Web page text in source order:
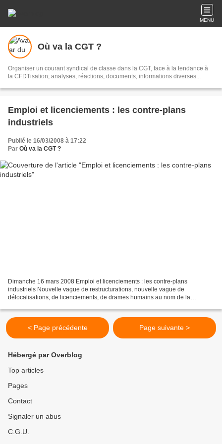
MENU
Où va la CGT ?
Organiser un courant syndical de classe dans la CGT, face à la tendance à
la CFDTisation; analyses, réactions, documents, informations diverses...
Emploi et licenciements : les contre-plans
industriels
Publié le 16/03/2008 à 17:22
Par Où va la CGT ?
Dimanche 16 mars 2008 Emploi et licenciements : les contre-plans
industriels Nouvelle vague de restructurations, nouvelle vague de
délocalisations, de licenciements, de drames humains au nom de la
< Page précédente Page suivante >
Hébergé par Overblog
Top articles
Pages
Contact
Signaler un abus
C.G.U.